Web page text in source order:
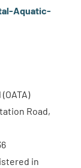
Aquatic-
Road,
in